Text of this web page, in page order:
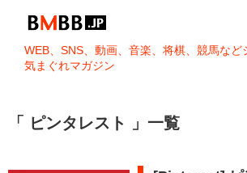
WEB、SNS、動画、音楽、将棋、競馬など
気まぐれマガジン
「 ピンタレスト 」一覧